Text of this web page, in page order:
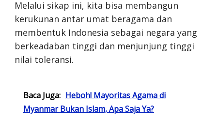
Melalui sikap ini, kita bisa membangun
kerukunan antar umat beragama dan
membentuk Indonesia sebagai negara yang
berkeadaban tinggi dan menjunjung tinggi
nilai toleransi.
Baca Juga: Heboh! Mayoritas Agama di
Myanmar Bukan Islam, Apa Saja Ya?